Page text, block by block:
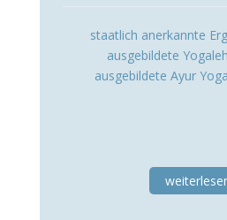
staatlich anerkannte
ausgebildete
ausgebildete Ayur